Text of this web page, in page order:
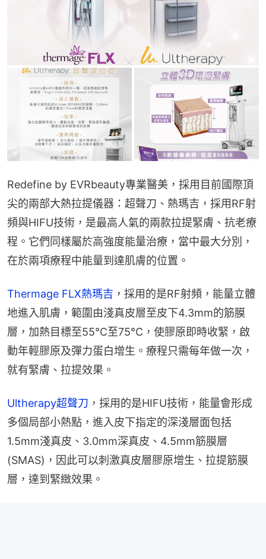
Redefine by EVRbeauty專業醫美，採用目前國際頂
尖的兩部大熱拉提儀器：超聲刀、熱瑪吉，採用RF射
頻與HIFU技術，是最高人氣的兩款拉提緊膚、抗老療
程。它們同樣屬於高強度能量治療，當中最大分別，
在於兩項療程中能量到達肌膚的位置。
Thermage FLX熱瑪吉 ，採用的是RF射頻，能量立體
地進入肌膚，範圍由淺真皮層至皮下4.3mm的筋膜
層，加熱目標至55℃至75℃，使膠原即時收緊，啟
動年輕膠原及彈力蛋白增生。療程只需每年做一次，
就有緊膚、拉提效果。
Ultherapy超聲刀 ，採用的是HIFU技術，能量會形成
多個局部小熱點，進入皮下指定的深淺層面包括
1.5mm淺真皮、3.0mm深真皮、4.5mm筋膜層
(SMAS)，因此可以刺激真皮層膠原增生、拉提筋膜
層，達到緊緻效果。